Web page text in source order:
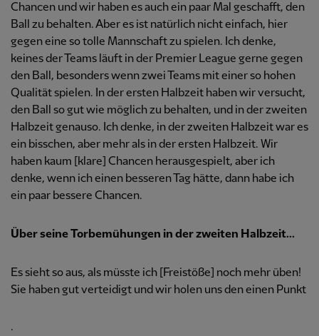
Chancen und wir haben es auch ein paar Mal geschafft, den
Ball zu behalten. Aber es ist natürlich nicht einfach, hier
gegen eine so tolle Mannschaft zu spielen. Ich denke,
keines der Teams läuft in der Premier League gerne gegen
den Ball, besonders wenn zwei Teams mit einer so hohen
Qualität spielen. In der ersten Halbzeit haben wir versucht,
den Ball so gut wie möglich zu behalten, und in der zweiten
Halbzeit genauso. Ich denke, in der zweiten Halbzeit war es
ein bisschen, aber mehr als in der ersten Halbzeit. Wir
haben kaum [klare] Chancen herausgespielt, aber ich
denke, wenn ich einen besseren Tag hätte, dann habe ich
ein paar bessere Chancen.
Über seine Torbemühungen in der zweiten Halbzeit...
Es sieht so aus, als müsste ich [Freistöße] noch mehr üben!
Sie haben gut verteidigt und wir holen uns den einen Punkt
.